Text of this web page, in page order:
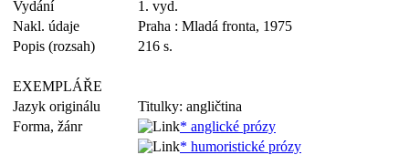
Vydání
1. vyd.
Nakl. údaje
Praha : Mladá fronta, 1975
Popis (rozsah)
216 s.
EXEMPLÁŘE
Jazyk originálu
Titulky: angličtina
Forma, žánr
* anglické prózy
* humoristické prózy